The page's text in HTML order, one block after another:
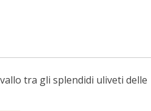
tra gli splendidi uliveti delle